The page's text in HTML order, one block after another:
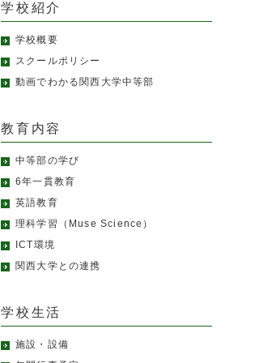
学校紹介
学校概要
スクールポリシー
動画でわかる関西大学中等部
教育内容
中等部の学び
6年一貫教育
英語教育
理科学習（Muse Science）
ICT環境
関西大学との連携
学校生活
施設・設備